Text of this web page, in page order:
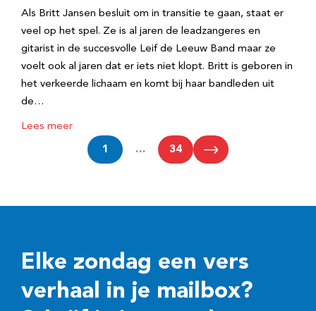
Als Britt Jansen besluit om in transitie te gaan, staat er
veel op het spel. Ze is al jaren de leadzangeres en
gitarist in de succesvolle Leif de Leeuw Band maar ze
voelt ook al jaren dat er iets niet klopt. Britt is geboren in
het verkeerde lichaam en komt bij haar bandleden uit
de…
Lees meer
1 … 34
Elke zondag een vers
verhaal in je mailbox?